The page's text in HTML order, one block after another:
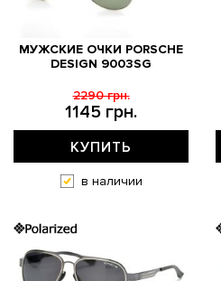
МУЖСКИЕ ОЧКИ PORSCHE
DESIGN 9003SG
1145 грн.
2290 грн.
КУПИТЬ
в наличии